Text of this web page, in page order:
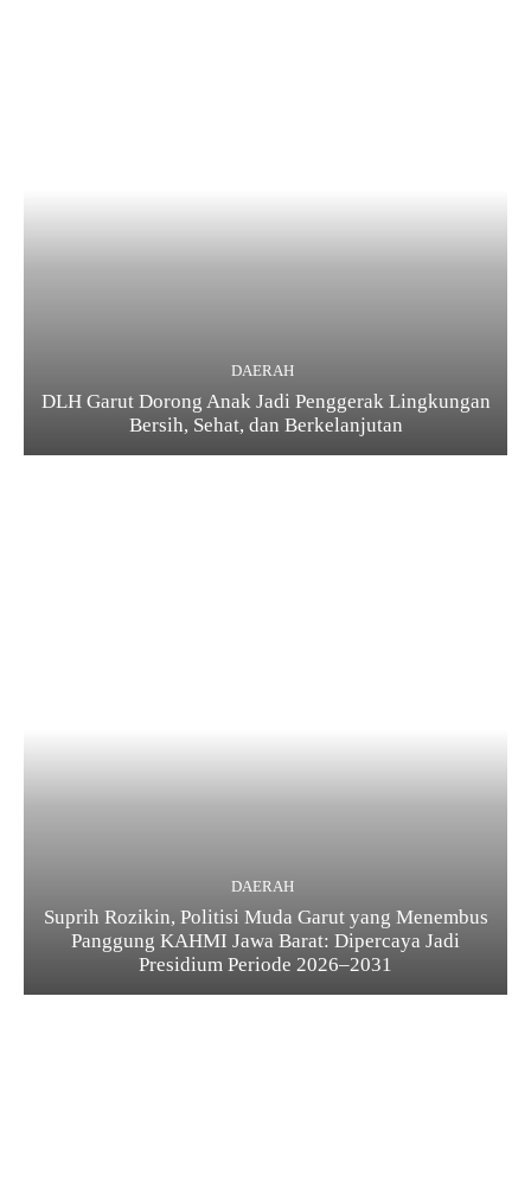
DAERAH
DLH Garut Dorong Anak Jadi Penggerak Lingkungan
Bersih, Sehat, dan Berkelanjutan
DAERAH
Suprih Rozikin, Politisi Muda Garut yang Menembus
Panggung KAHMI Jawa Barat: Dipercaya Jadi
Presidium Periode 2026–2031